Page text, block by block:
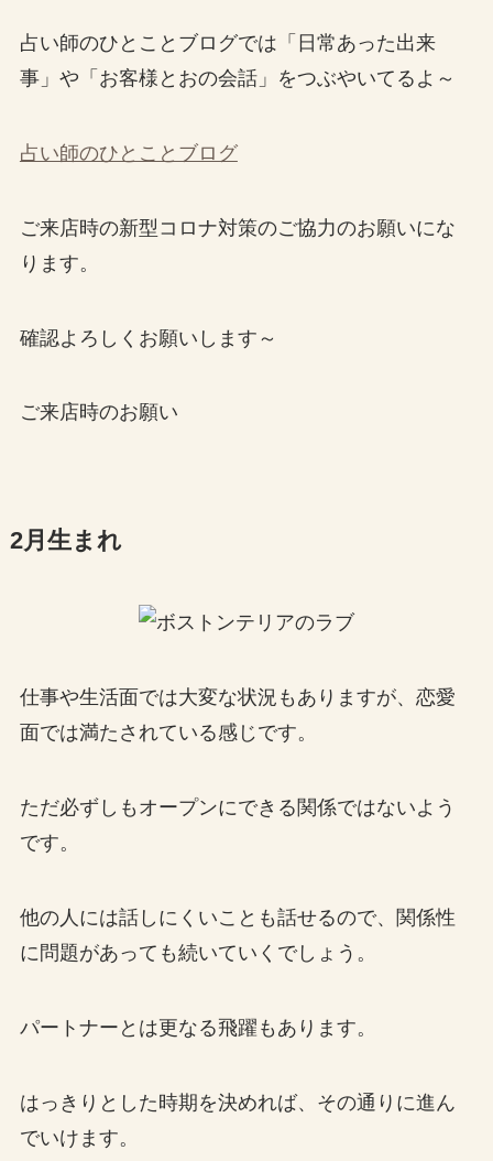
占い師のひとことブログでは「日常あった出来
事」や「お客様とおの会話」をつぶやいてるよ～
占い師のひとことブログ
ご来店時の新型コロナ対策のご協力のお願いにな
ります。
確認よろしくお願いします～
ご来店時のお願い
2月生まれ
仕事や生活面では大変な状況もありますが、恋愛
面では満たされている感じです。
ただ必ずしもオープンにできる関係ではないよう
です。
他の人には話しにくいことも話せるので、関係性
に問題があっても続いていくでしょう。
パートナーとは更なる飛躍もあります。
はっきりとした時期を決めれば、その通りに進ん
でいけます。